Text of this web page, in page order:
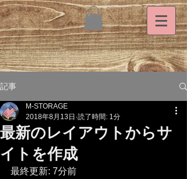
記事
最新のレイアウトからサ
イトを作成
M-STORAGE
2018年8月13日 読了時間: 1分
最終更新: 7分前